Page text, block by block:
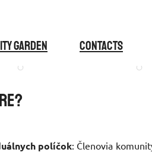
GARDEN Contacts
políčok: Členovia